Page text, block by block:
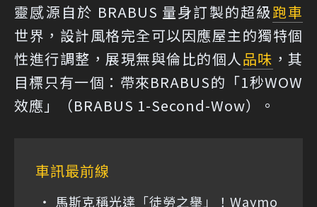
靈感源自於 BRABUS 量身訂製的超級跑車
世界，設計風格完全可以因應屋主的獨特個
性進行調整，展現無與倫比的個人品味 ，其
目標只有一個：帶來BRABUS的「1秒WOW
效應」（BRABUS 1-Second-Wow）。
車訊最前線
馬斯克稱光達「徒勞之舉」！Waymo